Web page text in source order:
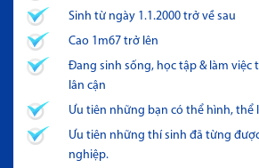
phải đáp đứng đầy đủ những tiêu chí sau:
Sinh từ ngày 1.1.2000 trở về sau
Cao 1m67 trở lên
Đang sinh sống, học tập & làm việc
lân cận
Ưu tiên những bạn có thể hình, thể
Ưu tiên những thí sinh đã từng
nghiệp.